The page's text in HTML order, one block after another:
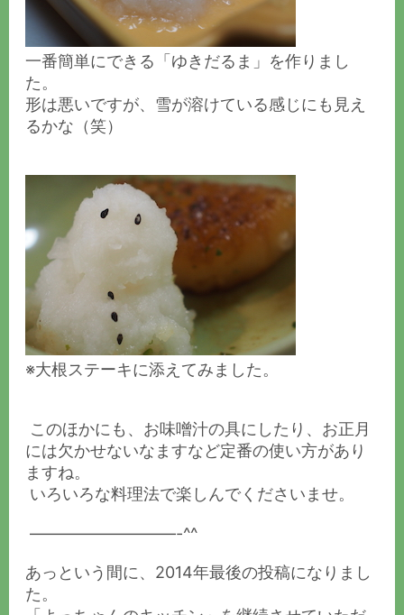
一番簡単にできる「ゆきだるま」を作りまし
た。
形は悪いですが、雪が溶けている感じにも見え
るかな（笑）
※大根ステーキに添えてみました。
このほかにも、お味噌汁の具にしたり、お正月
には欠かせないなますなど定番の使い方があり
ますね。
いろいろな料理法で楽しんでくださいませ。
—————————-^^
あっという間に、2014年最後の投稿になりまし
た。